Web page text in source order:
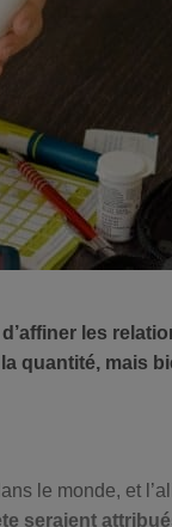
les
quantité, mais
le monde, et
seraient